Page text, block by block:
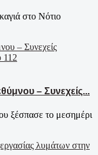
στο Νότιο
– Συνεχείς...
ξέσπασε το μεσημέρι